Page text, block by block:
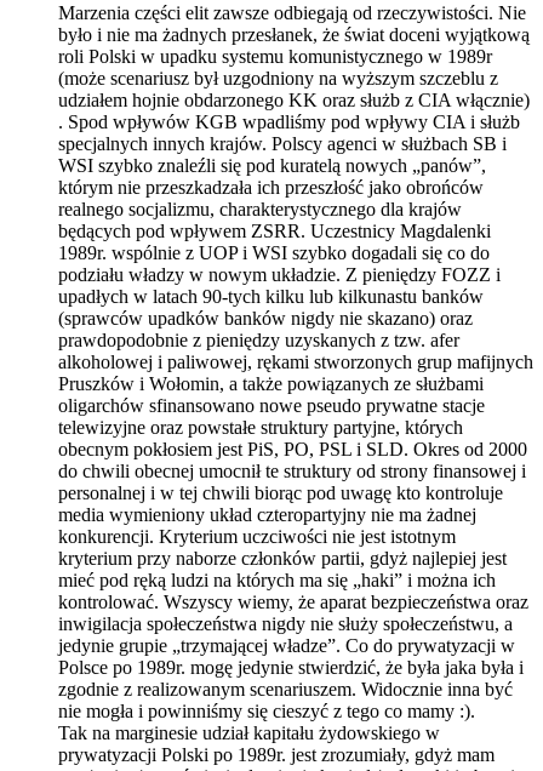
Marzenia części elit zawsze odbiegają od rzeczywistości. Nie
było i nie ma żadnych przesłanek, że świat doceni wyjątkową
roli Polski w upadku systemu komunistycznego w 1989r
(może scenariusz był uzgodniony na wyższym szczeblu z
udziałem hojnie obdarzonego KK oraz służb z CIA włącznie)
. Spod wpływów KGB wpadliśmy pod wpływy CIA i służb
specjalnych innych krajów. Polscy agenci w służbach SB i
WSI szybko znaleźli się pod kuratelą nowych „panów”,
którym nie przeszkadzała ich przeszłość jako obrońców
realnego socjalizmu, charakterystycznego dla krajów
będących pod wpływem ZSRR. Uczestnicy Magdalenki
1989r. wspólnie z UOP i WSI szybko dogadali się co do
podziału władzy w nowym układzie. Z pieniędzy FOZZ i
upadłych w latach 90-tych kilku lub kilkunastu banków
(sprawców upadków banków nigdy nie skazano) oraz
prawdopodobnie z pieniędzy uzyskanych z tzw. afer
alkoholowej i paliwowej, rękami stworzonych grup mafijnych
Pruszków i Wołomin, a także powiązanych ze służbami
oligarchów sfinansowano nowe pseudo prywatne stacje
telewizyjne oraz powstałe struktury partyjne, których
obecnym pokłosiem jest PiS, PO, PSL i SLD. Okres od 2000
do chwili obecnej umocnił te struktury od strony finansowej i
personalnej i w tej chwili biorąc pod uwagę kto kontroluje
media wymieniony układ czteropartyjny nie ma żadnej
konkurencji. Kryterium uczciwości nie jest istotnym
kryterium przy naborze członków partii, gdyż najlepiej jest
mieć pod ręką ludzi na których ma się „haki” i można ich
kontrolować. Wszyscy wiemy, że aparat bezpieczeństwa oraz
inwigilacja społeczeństwa nigdy nie służy społeczeństwu, a
jedynie grupie „trzymającej władze”. Co do prywatyzacji w
Polsce po 1989r. mogę jedynie stwierdzić, że była jaka była i
zgodnie z realizowanym scenariuszem. Widocznie inna być
nie mogła i powinniśmy się cieszyć z tego co mamy :).
Tak na marginesie udział kapitału żydowskiego w
prywatyzacji Polski po 1989r. jest zrozumiały, gdyż mam